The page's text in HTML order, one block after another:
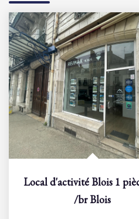
/brBlois